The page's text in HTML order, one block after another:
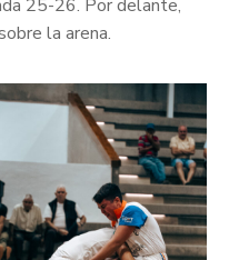
25-26. Por delante,
la arena.